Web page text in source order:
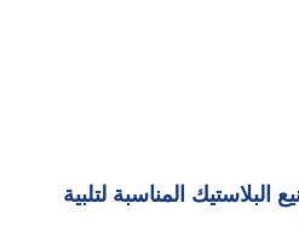
المناسبة لتلبية